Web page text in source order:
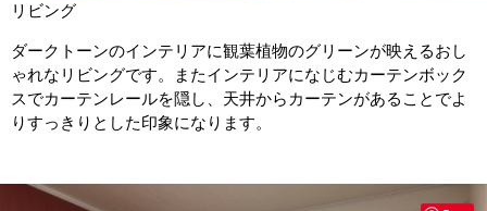
リビング
ダークトーンのインテリアに観葉植物のグリーンが映えるおし
ゃれなリビングです。またインテリアになじむカーテンボック
スでカーテンレールを隠し、天井からカーテンがあることでよ
りすっきりとした印象になります。